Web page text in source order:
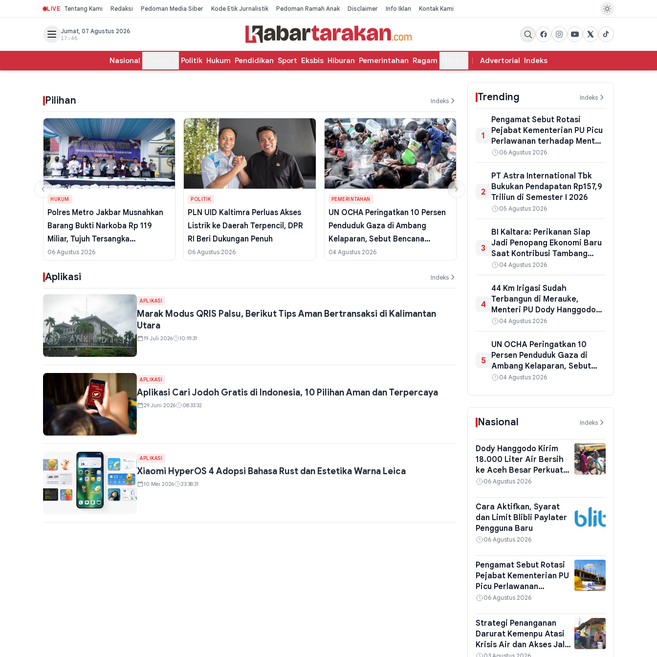
LIVE Tentang Kami Redaksi Pedoman Media Siber Kode Etik Jurnalistik Pedoman Ramah Anak Disclaimer Info Iklan Kontak Kami
Jumat, 07 Agustus 2026
17:46
Nasional Politik Hukum Pendidikan Sport Eksbis Hiburan Pemerintahan Ragam Advertorial Indeks
Pilihan Indeks
HUKUM
Polres Metro Jakbar Musnahkan
Barang Bukti Narkoba Rp 119
Miliar, Tujuh Tersangka
Diamankan
06 Agustus 2026
POLITIK
PLN UID Kaltimra Perluas Akses
Listrik ke Daerah Terpencil, DPR
RI Beri Dukungan Penuh
06 Agustus 2026
PEMERINTAHAN
UN OCHA Peringatkan 10 Persen
Penduduk Gaza di Ambang
Kelaparan, Sebut Bencana
Kemanusiaan Tak Terhindarkan
04 Agustus 2026
PLN Buka Keran Diskon
GIIAS 2026, Pengguna Mobil
Listrik Bisa Hemat Jutaan Rupiah
03 Agustus 2026
Aplikasi Indeks
APLIKASI
Marak Modus QRIS Palsu, Berikut Tips Aman Bertransaksi di Kalimantan
Utara
19 Juli 2026 10:19:31
APLIKASI
Aplikasi Cari Jodoh Gratis di Indonesia, 10 Pilihan Aman dan Terpercaya
29 Juni 2026 08:33:32
APLIKASI
Xiaomi HyperOS 4 Adopsi Bahasa Rust dan Estetika Warna Leica
10 Mei 2026 23:38:31
Trending Indeks
1
Pengamat Sebut Rotasi
Pejabat Kementerian PU Picu
Perlawanan terhadap Menteri
Dody
06 Agustus 2026
2
PT Astra International Tbk
Bukukan Pendapatan Rp157,9
Triliun di Semester I 2026
05 Agustus 2026
3
BI Kaltara: Perikanan Siap
Jadi Penopang Ekonomi Baru
Saat Kontribusi Tambang
Menurun
04 Agustus 2026
4
44 Km Irigasi Sudah
Terbangun di Merauke,
Menteri PU Dody Hanggodo
Pastikan Proyek Ketahanan
Pangan Terus Jalan
04 Agustus 2026
5
UN OCHA Peringatkan 10
Persen Penduduk Gaza di
Ambang Kelaparan, Sebut
Bencana Kemanusiaan Tak
04 Agustus 2026
Nasional Indeks
Dody Hanggodo Kirim
18.000 Liter Air Bersih
ke Aceh Besar Perkuat
Ketahanan Air
06 Agustus 2026
Cara Aktifkan, Syarat
dan Limit Blibli Paylater
Pengguna Baru
06 Agustus 2026
Pengamat Sebut Rotasi
Pejabat Kementerian PU
Picu Perlawanan
terhadap Menteri Dody
06 Agustus 2026
Strategi Penanganan
Darurat Kemenpu Atasi
Krisis Air dan Akses Jalan